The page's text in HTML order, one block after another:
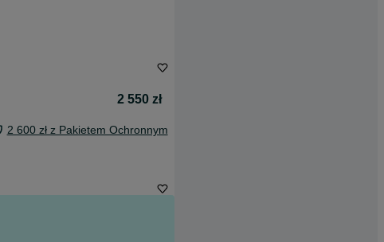
2 550 zł
2 600 zł z Pakietem Ochronnym